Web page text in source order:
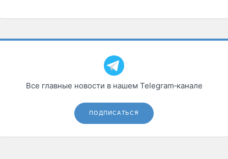
Все главные новости в нашем Telegram‑канале
ПОДПИСАТЬСЯ